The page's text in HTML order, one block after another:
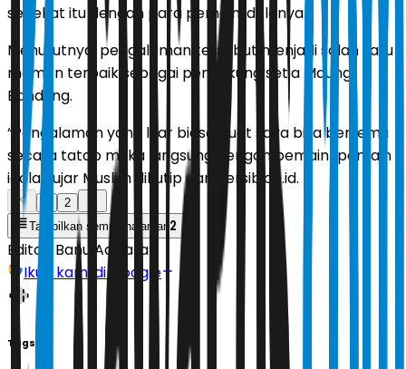
sedekat itu dengan para pemain idolanya.
Menurutnya, pengalaman tersebut menjadi salah satu
momen terbaik sebagai pendukung setia Maung
Bandung.
“Pengalaman yang luar biasa buat saya bisa bertemu
secara tatap muka langsung dengan pemain-pemain
idola,” ujar Muslim dikutip dari Persib.co.id.
2
Tampilkan semua halaman 2
Editor: Banu Adikara
Ikuti kami di Google
Tags